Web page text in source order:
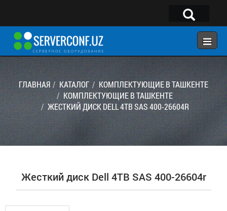
×
ГЛАВНАЯ
КОНФИГУРАТОР
КАТАЛОГ
Telegram:@serverconf_uz
Тел: (90) 932-18-00
ГЛАВНАЯ КАТАЛОГ
КОМПЛЕКТУЮЩИЕ В ТАШКЕНТЕ
КОМПЛЕКТУЮЩИЕ В ТАШКЕНТЕ
ЖЕСТКИЙ ДИСК DELL 4TB SAS 400-26604R
Жесткий диск Dell 4TB SAS 400-26604r